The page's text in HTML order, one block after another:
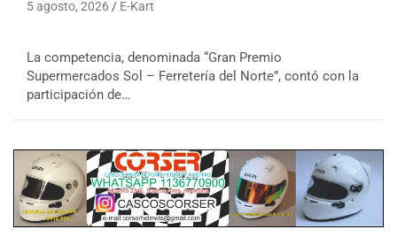
5 agosto, 2026 E-Kart
La competencia, denominada “Gran Premio
Supermercados Sol – Ferretería del Norte”, contó con la
participación de…